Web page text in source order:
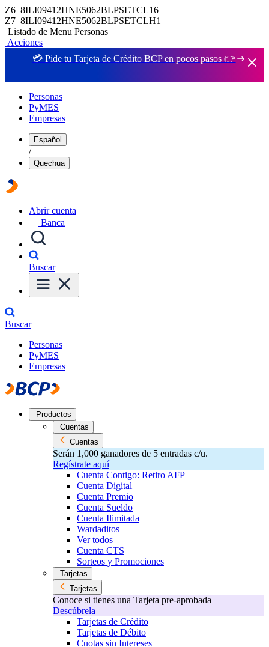
Z6_8ILI09412HNE5062BLPSETCL16
Z7_8ILI09412HNE5062BLPSETCLH1
Listado de Menu Personas
Acciones
💳 Pide tu Tarjeta de Crédito BCP en pocos pasos 👉
Personas
PyMES
Empresas
Español
/
Quechua
Abrir cuenta
Banca
Buscar
Buscar
Personas
PyMES
Empresas
Productos
Cuentas
Cuentas
Serán 1,000 ganadores de 5 entradas c/u.
Regístrate aquí
Cuenta Contigo: Retiro AFP
Cuenta Digital
Cuenta Premio
Cuenta Sueldo
Cuenta Ilimitada
Wardaditos
Ver todos
Cuenta CTS
Sorteos y Promociones
Tarjetas
Tarjetas
Conoce si tienes una Tarjeta pre-aprobada
Descúbrela
Tarjetas de Crédito
Tarjetas de Débito
Cuotas sin Intereses